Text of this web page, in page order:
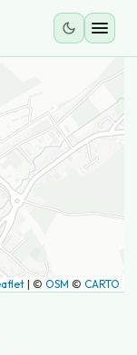
| © OSM © CARTO